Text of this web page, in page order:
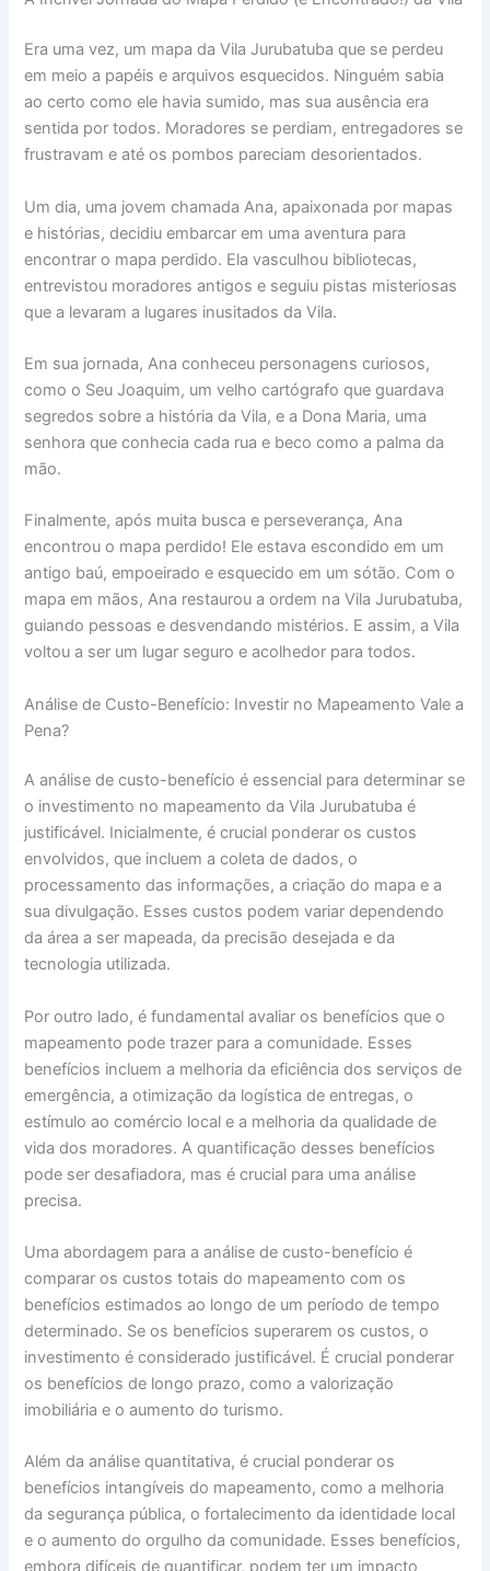
Era uma vez, um mapa da Vila Jurubatuba que se perdeu
em meio a papéis e arquivos esquecidos. Ninguém sabia
ao certo como ele havia sumido, mas sua ausência era
sentida por todos. Moradores se perdiam, entregadores se
frustravam e até os pombos pareciam desorientados.
Um dia, uma jovem chamada Ana, apaixonada por mapas
e histórias, decidiu embarcar em uma aventura para
encontrar o mapa perdido. Ela vasculhou bibliotecas,
entrevistou moradores antigos e seguiu pistas misteriosas
que a levaram a lugares inusitados da Vila.
Em sua jornada, Ana conheceu personagens curiosos,
como o Seu Joaquim, um velho cartógrafo que guardava
segredos sobre a história da Vila, e a Dona Maria, uma
senhora que conhecia cada rua e beco como a palma da
mão.
Finalmente, após muita busca e perseverança, Ana
encontrou o mapa perdido! Ele estava escondido em um
antigo baú, empoeirado e esquecido em um sótão. Com o
mapa em mãos, Ana restaurou a ordem na Vila Jurubatuba,
guiando pessoas e desvendando mistérios. E assim, a Vila
voltou a ser um lugar seguro e acolhedor para todos.
Análise de Custo-Benefício: Investir no Mapeamento Vale a
Pena?
A análise de custo-benefício é essencial para determinar se
o investimento no mapeamento da Vila Jurubatuba é
justificável. Inicialmente, é crucial ponderar os custos
envolvidos, que incluem a coleta de dados, o
processamento das informações, a criação do mapa e a
sua divulgação. Esses custos podem variar dependendo
da área a ser mapeada, da precisão desejada e da
tecnologia utilizada.
Por outro lado, é fundamental avaliar os benefícios que o
mapeamento pode trazer para a comunidade. Esses
benefícios incluem a melhoria da eficiência dos serviços de
emergência, a otimização da logística de entregas, o
estímulo ao comércio local e a melhoria da qualidade de
vida dos moradores. A quantificação desses benefícios
pode ser desafiadora, mas é crucial para uma análise
precisa.
Uma abordagem para a análise de custo-benefício é
comparar os custos totais do mapeamento com os
benefícios estimados ao longo de um período de tempo
determinado. Se os benefícios superarem os custos, o
investimento é considerado justificável. É crucial ponderar
os benefícios de longo prazo, como a valorização
imobiliária e o aumento do turismo.
Além da análise quantitativa, é crucial ponderar os
benefícios intangíveis do mapeamento, como a melhoria
da segurança pública, o fortalecimento da identidade local
e o aumento do orgulho da comunidade. Esses benefícios,